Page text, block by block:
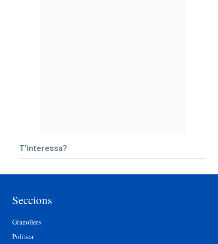
T’interessa?
Seccions
Granollers
Política